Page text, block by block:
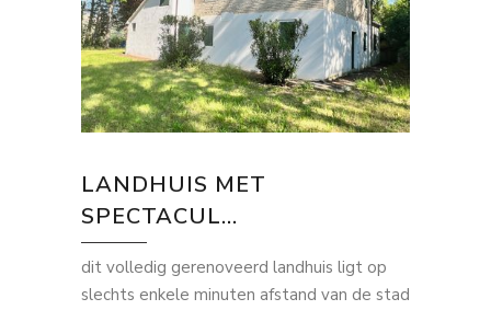
LANDHUIS MET
SPECTACUL...
dit volledig gerenoveerd landhuis ligt op
slechts enkele minuten afstand van de stad